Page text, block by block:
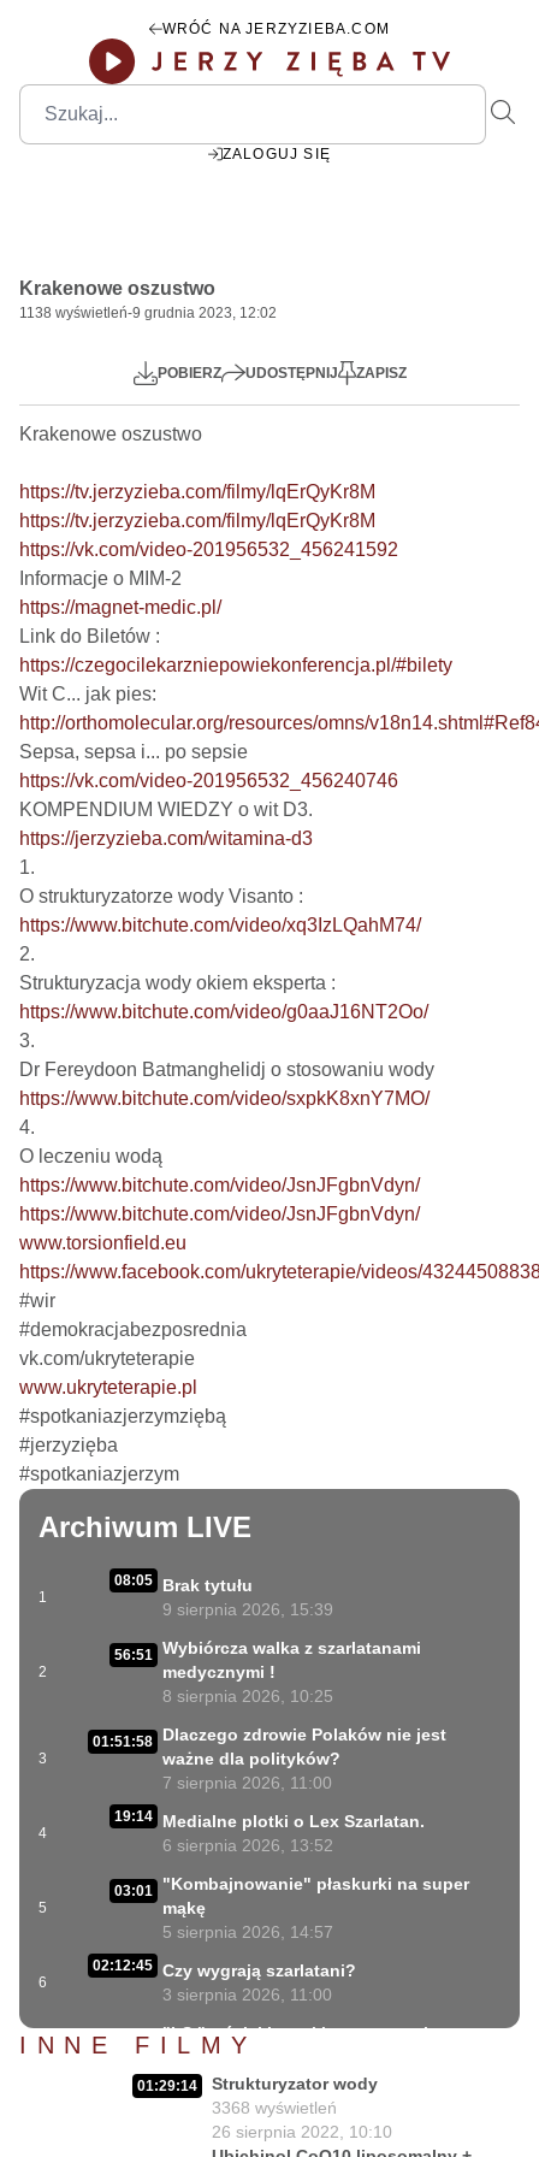
WRÓĆ NA JERZYZIEBA.COM
ZALOGUJ SIĘ
Krakenowe oszustwo
1138 wyświetleń-9 grudnia 2023, 12:02
POBIERZ UDOSTĘPNIJ ZAPISZ
Krakenowe oszustwo
https://tv.jerzyzieba.com/filmy/lqErQyKr8M
https://tv.jerzyzieba.com/filmy/lqErQyKr8M
https://vk.com/video-201956532_456241592
https://magnet-medic.pl/
https://czegocilekarzniepowiekonferencja.pl/#bilety
http://orthomolecular.org/resources/omns/
https://vk.com/video-201956532_456240746
https://jerzyzieba.com/witamina-d3
1.
https://www.bitchute.com/video/xq3IzLQahM74/
2.
https://www.bitchute.com/video/g0aaJ16NT2Oo/
3.
https://www.bitchute.com/video/sxpkK8xnY7MO/
4.
https://www.bitchute.com/video/JsnJFgbnVdyn/
https://www.bitchute.com/video/JsnJFgbnVdyn/
www.torsionfield.eu
https://www.facebook.com/ukryteterapie/videos/
#wir
#demokracjabezposrednia
www.ukryteterapie.pl
#spotkaniazjerzymziębą
#jerzyzięba
#spotkaniazjerzym
Archiwum LIVE
1
08:05
Brak tytułu
9 sierpnia 2026, 15:39
2
56:51 Wybiórcza walka z szarlatanami
medycznymi !
8 sierpnia 2026, 10:25
3
01:51:58
Dlaczego zdrowie Polaków nie jest
ważne dla polityków?
7 sierpnia 2026, 11:00
4
19:14
Medialne plotki o Lex Szarlatan.
6 sierpnia 2026, 13:52
5
03:01
"Kombajnowanie" płaskurki na super
mąkę
5 sierpnia 2026, 14:57
6
02:12:45 Czy wygrają szarlatani?
3 sierpnia 2026, 11:00
7
31:06
"LS " wściekłe ataki ustawowych
szarlatanów
2 sierpnia 2026, 18:08
Lex Szarlatan i Prezydent cd.
2 sierpnia 2026, 11:09
INNE FILMY
01:29:14
Strukturyzator wody
3368 wyświetleń
26 sierpnia 2022, 10:10